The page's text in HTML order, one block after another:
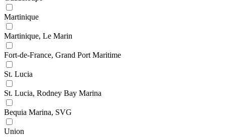
Martinique
Martinique, Le Marin
Fort-de-France, Grand Port Maritime
St. Lucia
St. Lucia, Rodney Bay Marina
Bequia Marina, SVG
Union